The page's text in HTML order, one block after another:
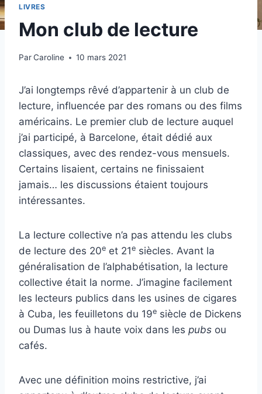
LIVRES
Mon club de lecture
ParCaroline 10 mars 2021
J’ai longtemps rêvé d’appartenir à un club de
lecture, influencée par des romans ou des films
américains. Le premier club de lecture auquel
j’ai participé, à Barcelone, était dédié aux
classiques, avec des rendez-vous mensuels.
Certains lisaient, certains ne finissaient
jamais… les discussions étaient toujours
intéressantes.
La lecture collective n’a pas attendu les clubs
de lecture des 20e et 21e siècles. Avant la
généralisation de l’alphabétisation, la lecture
collective était la norme. J’imagine facilement
les lecteurs publics dans les usines de cigares
à Cuba, les feuilletons du 19e siècle de Dickens
ou Dumas lus à haute voix dans les pubs ou
cafés.
Avec une définition moins restrictive, j’ai